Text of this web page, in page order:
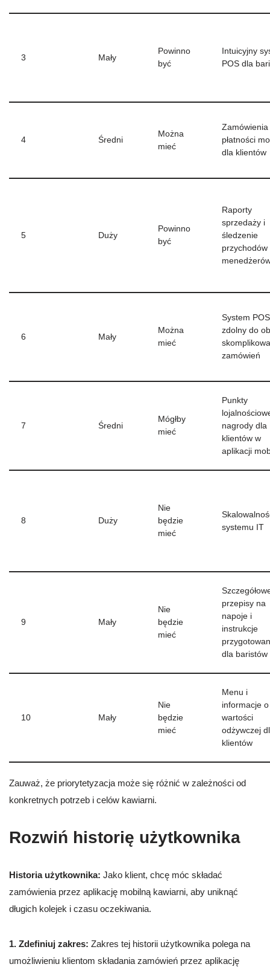
3 Mały
Powinno
być
Intuicyjny
POS dla
4 Średni
Można
mieć
Zamówienia
płatności
dla klientów
5 Duży
Powinno
być
Raporty
sprzedaży i
śledzenie
przychodów
6 Mały
Można
mieć
System POS
zdolny do
zamówień
7 Średni
Mógłby
mieć
Punkty
nagrody dla
klientów w
aplikacji
8 Duży
Nie
będzie
mieć
systemu IT
9 Mały
Nie
będzie
mieć
przepisy na
napoje i
instrukcje
dla baristów
10 Mały
Nie
będzie
mieć
Menu i
informacje o
wartości
odżywczej
klientów
Zauważ, że priorytetyzacja może się różnić w zależności od
konkretnych potrzeb i celów kawiarni.
Rozwiń historię użytkownika
Historia użytkownika: Jako klient, chcę móc składać
zamówienia przez aplikację mobilną kawiarni, aby uniknąć
długich kolejek i czasu oczekiwania.
1. Zdefiniuj zakres: Zakres tej historii użytkownika polega na
umożliwieniu klientom składania zamówień przez aplikację